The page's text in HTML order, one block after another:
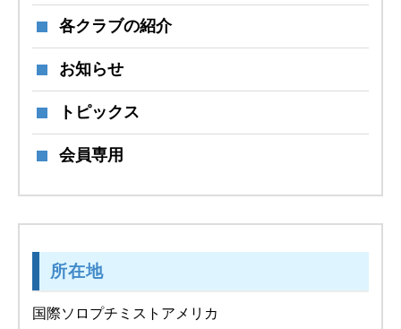
各クラブの紹介
お知らせ
トピックス
会員専用
所在地
国際ソロプチミストアメリカ